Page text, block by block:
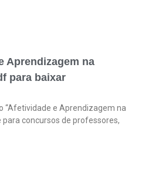
Aprendizagem na
para baixar
“Afetividade e Aprendizagem na
para concursos de professores,